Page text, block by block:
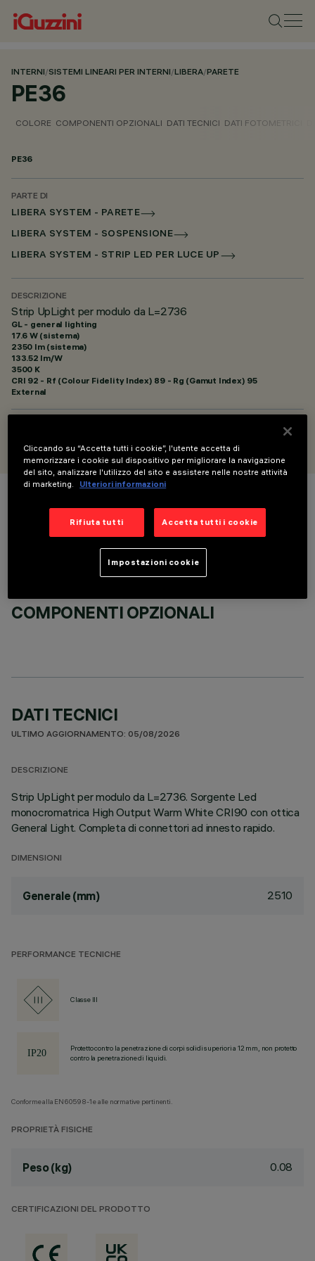
INTERNI/SISTEMI LINEARI PER INTERNI/LIBERA/PARETE
PE36
COLORE COMPONENTI OPZIONALI DATI TECNICI DATI FOTOMETRICI
PE36
PARTE DI
LIBERA SYSTEM - PARETE
LIBERA SYSTEM - SOSPENSIONE
LIBERA SYSTEM - STRIP LED PER LUCE UP
DESCRIZIONE
Strip UpLight per modulo da L=2736
GL - general lighting
17.6 W (sistema)
2350 lm (sistema)
133.52 lm/W
3500 K
CRI 92 - Rf (Colour Fidelity Index) 89 - Rg (Gamut Index) 95
External
COLORE
COMPONENTI OPZIONALI
DATI TECNICI
ULTIMO AGGIORNAMENTO: 05/08/2026
DESCRIZIONE
Strip UpLight per modulo da L=2736. Sorgente Led
monocromatrica High Output Warm White CRI90 con ottica
General Light. Completa di connettori ad innesto rapido.
DIMENSIONI
Generale (mm) 2510
PERFORMANCE TECNICHE
Classe III
Protetto contro la penetrazione di corpi solidi superiori a 12 mm, non protetto
contro la penetrazione di liquidi.
Conforme alla EN60598-1 e alle normative pertinenti.
PROPRIETÀ FISICHE
Peso (kg) 0.08
CERTIFICAZIONI DEL PRODOTTO
Cliccando su “Accetta tutti i cookie”, l'utente accetta di
memorizzare i cookie sul dispositivo per migliorare la navigazione
del sito, analizzare l'utilizzo del sito e assistere nelle nostre attività
di marketing.
Ulteriori informazioni
Rifiuta tutti Accetta tutti i cookie
Impostazioni cookie